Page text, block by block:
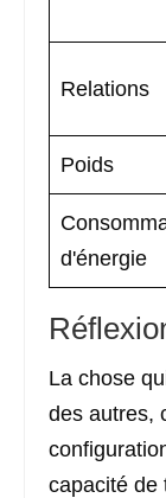
Relations
Poids
d'énergie
La chose
des autres,
capacité de